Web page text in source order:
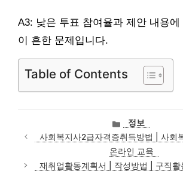
A3: 낮은 투표 참여율과 제안 내용
이 흔한 문제입니다.
Table of Contents
카
테
고
리
정보
사회복지사2급자격증취득방법 | 사회
온라인 교육
재취업활동계획서 | 작성방법 | 구직